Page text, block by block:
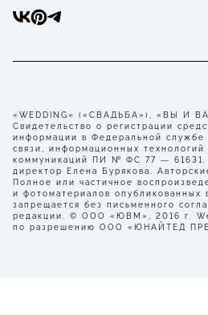
«WEDDING» («СВАДЬБА»), «ВЫ И
Свидетельство о регистрации
информации в Федеральной службе
связи, информационных технологий
коммуникаций ПИ № ФС 77 — 61631.
директор Елена Бурякова.
Полное или частичное
и фотоматериалов опубликованных
запрещается без письменного
редакции. © ООО «ЮВМ», 2016 г.
по разрешению ООО «ЮНАЙТЕД